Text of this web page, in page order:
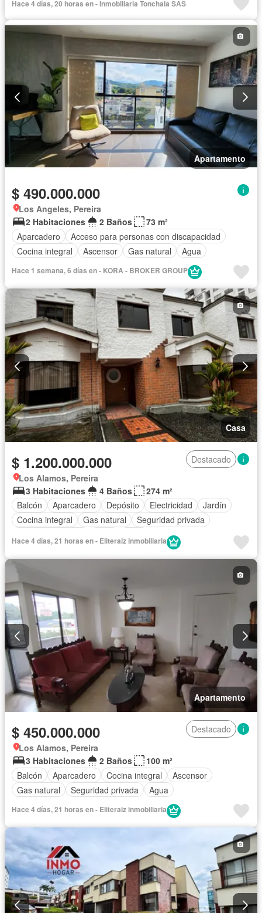
Hace 4 días, 20 horas en - Inmobiliaria Tonchala SAS
Apartamento
$ 490.000.000
Los Angeles, Pereira
2 Habitaciones
2 Baños
73 m²
Aparcadero
Acceso para personas con discapacidad
Cocina integral
Ascensor Gas natural Agua
Hace 1 semana, 6 días en - KORA - BROKER GROUP
Casa
$ 1.200.000.000
Destacado
Los Alamos, Pereira
3 Habitaciones
4 Baños
274 m²
Balcón
Aparcadero Depósito Electricidad
Jardín
Cocina integral
Gas natural
Seguridad privada
Hace 4 días, 21 horas en - Eliteraiz inmobiliaria
Apartamento
$ 450.000.000
Destacado
Los Alamos, Pereira
3 Habitaciones
2 Baños
100 m²
Balcón
Aparcadero Cocina integral
Ascensor
Gas natural
Seguridad privada Agua
Hace 4 días, 21 horas en - Eliteraiz inmobiliaria